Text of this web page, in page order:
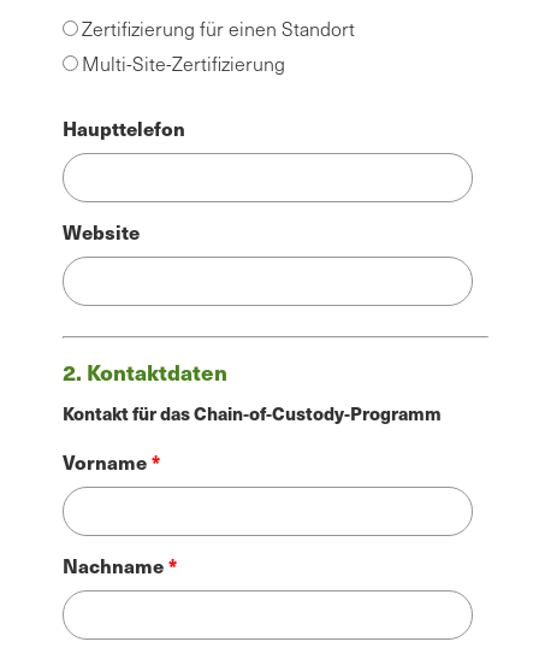
Zertifizierung für einen Standort
Multi-Site-Zertifizierung
Haupttelefon
Website
2. Kontaktdaten
Kontakt für das Chain-of-Custody-Programm
Name
Vorname
Nachname